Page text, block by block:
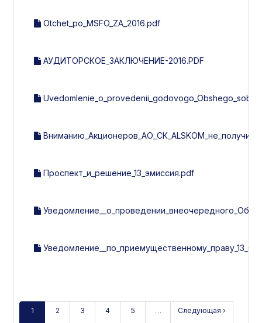
Otchet_po_MSFO_ZA_2016.pdf
АУДИТОРСКОЕ_ЗАКЛЮЧЕНИЕ-2016.PDF
Проспект_и_решение_13_эмиссия.pdf
1 2 3 4 5 … Следующая ›